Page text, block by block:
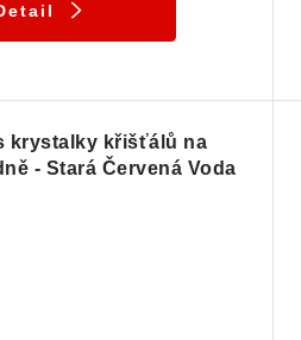
krystalky křišťálů na
- Stará Červená Voda